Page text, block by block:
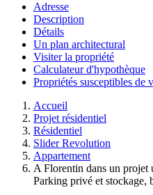
Adresse
Description
Détails
Un plan architectural
Visiter la propriété
Calculateur d'hypothèque
Propriétés susceptibles de
Accueil
Projet résidentiel
Résidentiel
Slider Revolution
Appartement
A Florentin dans un projet
Parking privé et stockage,